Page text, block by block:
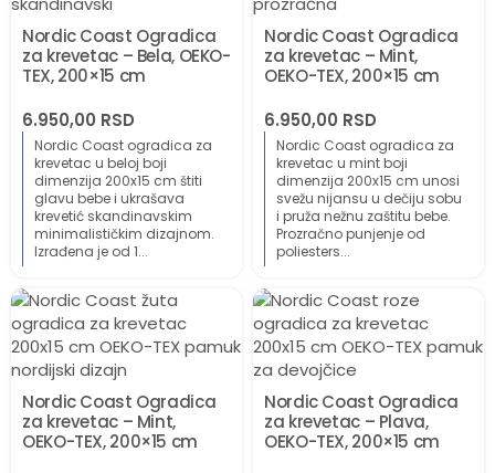
Nordic Coast Ogradica
za krevetac – Bela, OEKO-
TEX, 200×15 cm
6.950,00 RSD
Nordic Coast ogradica za
krevetac u beloj boji
dimenzija 200x15 cm štiti
glavu bebe i ukrašava
krevetić skandinavskim
minimalističkim dizajnom.
Izrađena je od 1...
Nordic Coast Ogradica
za krevetac – Mint,
OEKO-TEX, 200×15 cm
6.950,00 RSD
Nordic Coast ogradica za
krevetac u mint boji
dimenzija 200x15 cm unosi
svežu nijansu u dečiju sobu
i pruža nežnu zaštitu bebe.
Prozračno punjenje od
poliesters...
Nordic Coast Ogradica
za krevetac – Mint,
OEKO-TEX, 200×15 cm
Nordic Coast Ogradica
za krevetac – Plava,
OEKO-TEX, 200×15 cm